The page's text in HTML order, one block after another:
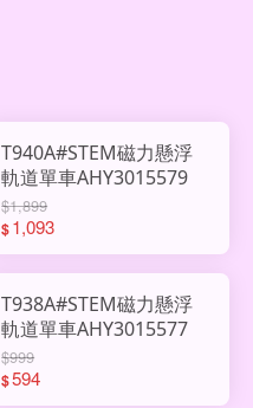
T940A#STEM磁力懸浮
軌道單車AHY3015579
$1,899
$1,093
T938A#STEM磁力懸浮
軌道單車AHY3015577
$999
$594